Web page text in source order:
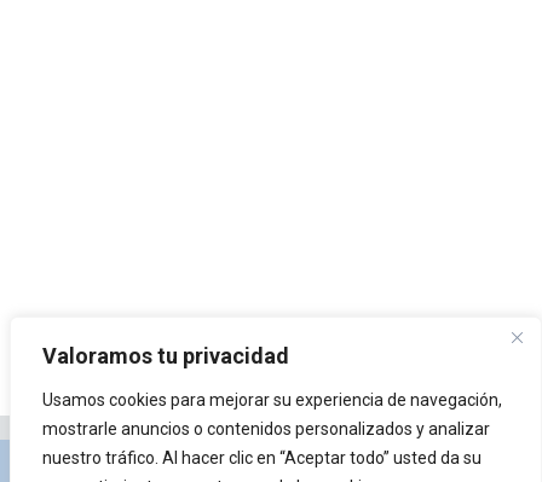
Valoramos tu privacidad
Usamos cookies para mejorar su experiencia de navegación,
mostrarle anuncios o contenidos personalizados y analizar
nuestro tráfico. Al hacer clic en “Aceptar todo” usted da su